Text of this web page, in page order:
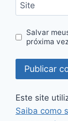
Site
Salvar
próxima
Este site
Saiba como